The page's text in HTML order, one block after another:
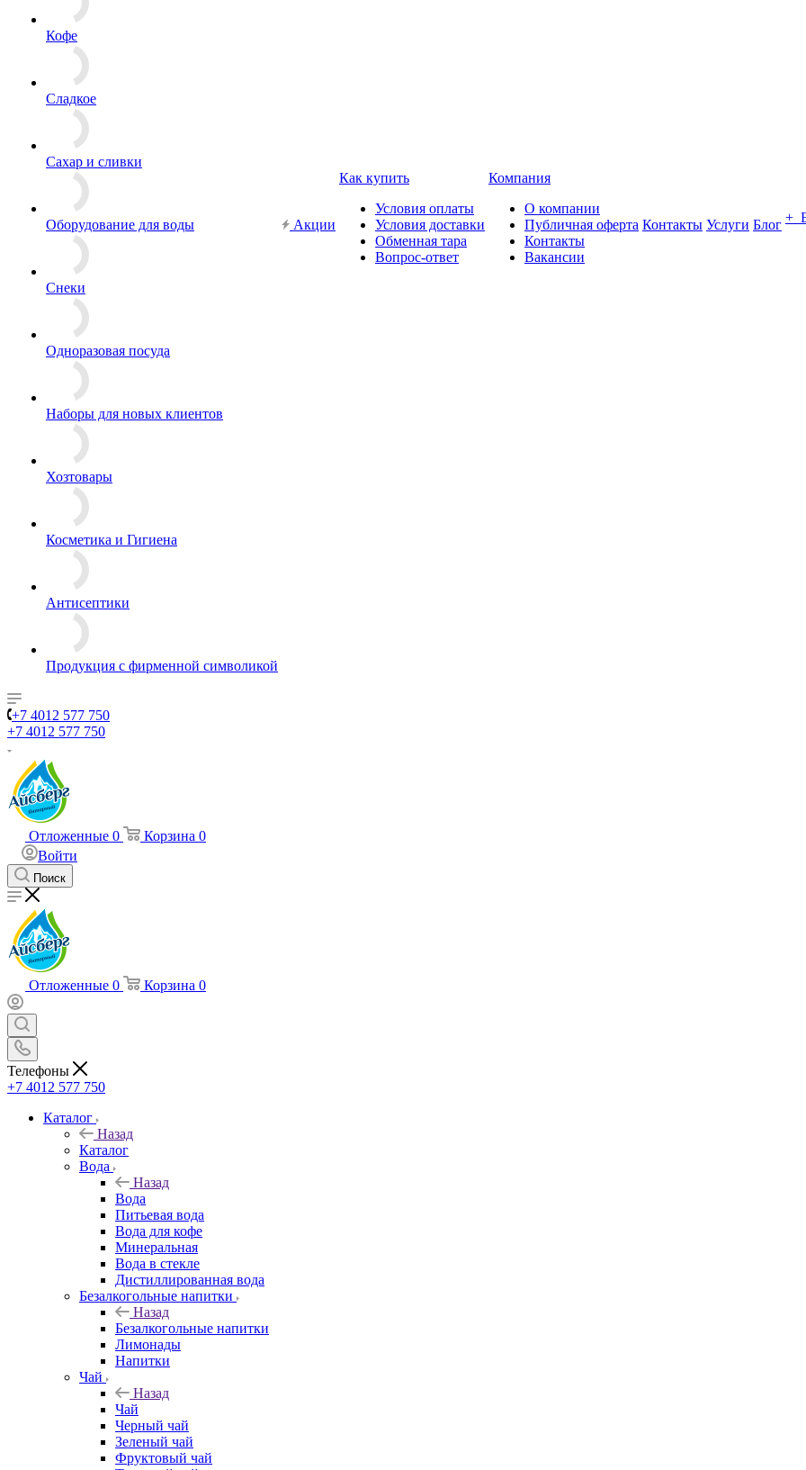
Кофе
Сладкое
Сахар и сливки
Оборудование для воды
Снеки
Одноразовая посуда
Наборы для новых клиентов
Хозтовары
Косметика и Гигиена
Антисептики
Продукция с фирменной символикой
Акции
Как купить
Условия оплаты
Условия доставки
Обменная тара
Вопрос-ответ
Компания
О компании
Публичная оферта
Контакты
Вакансии
Контакты Услуги Блог +
+7 4012 577 750
+7 4012 577 750
Отложенные 0 Корзина 0
Войти
Поиск
Отложенные 0 Корзина 0
Телефоны
+7 4012 577 750
Каталог
Назад
Каталог
Вода
Назад
Вода
Питьевая вода
Вода для кофе
Минеральная
Вода в стекле
Дистиллированная вода
Безалкогольные напитки
Назад
Безалкогольные напитки
Лимонады
Напитки
Чай
Назад
Чай
Черный чай
Зеленый чай
Фруктовый чай